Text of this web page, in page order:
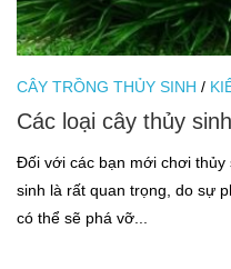
CÂY TRỒNG THỦY SINH /
Các loại cây thủy
Đối với các bạn mới chơi thủy
sinh là rất quan trọng, do sự
có thể sẽ phá vỡ...